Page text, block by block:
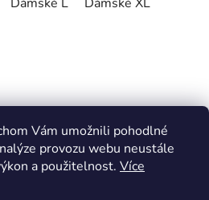
Vám umožnili pohodlné
provozu webu neustále
a použitelnost. Více